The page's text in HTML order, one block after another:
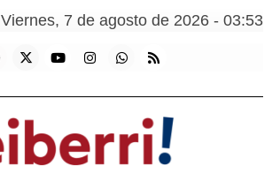
Viernes, 7 de agosto de 2026 - 03:53